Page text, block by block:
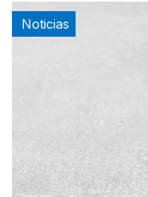
Noticias